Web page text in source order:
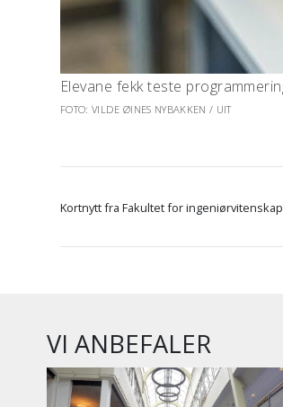
Elevane fekk teste
FOTO: VILDE ØINES NYBAKKEN / UIT
Kortnytt fra Fakultet for
VI ANBEFALER